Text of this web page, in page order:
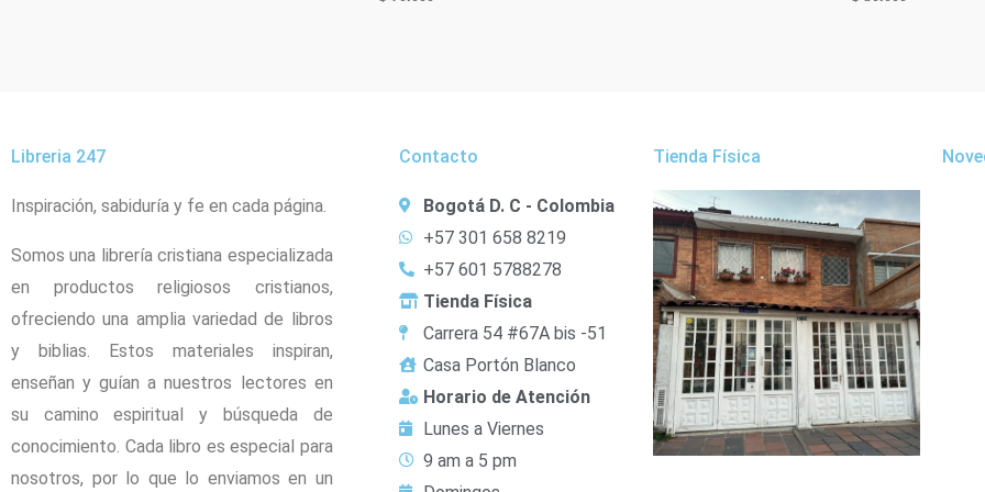
Libreria 247
Inspiración, sabiduría y fe en cada página.
Somos una librería cristiana especializada
en productos religiosos cristianos,
ofreciendo una amplia variedad de libros
y biblias. Estos materiales inspiran,
enseñan y guían a nuestros lectores en
su camino espiritual y búsqueda de
conocimiento. Cada libro es especial para
nosotros, por lo que lo enviamos en un
Contacto
Bogotá D. C - Colombia
+57 301 658 8219
+57 601 5788278
Tienda Física
Carrera 54 #67A bis -51
Casa Portón Blanco
Horario de Atención
Lunes a Viernes
9 am a 5 pm
Tienda Física